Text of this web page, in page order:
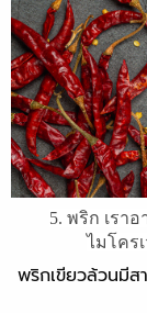
5. พริก เรา
ไมโคร
พริกเขียวล้วนมีส